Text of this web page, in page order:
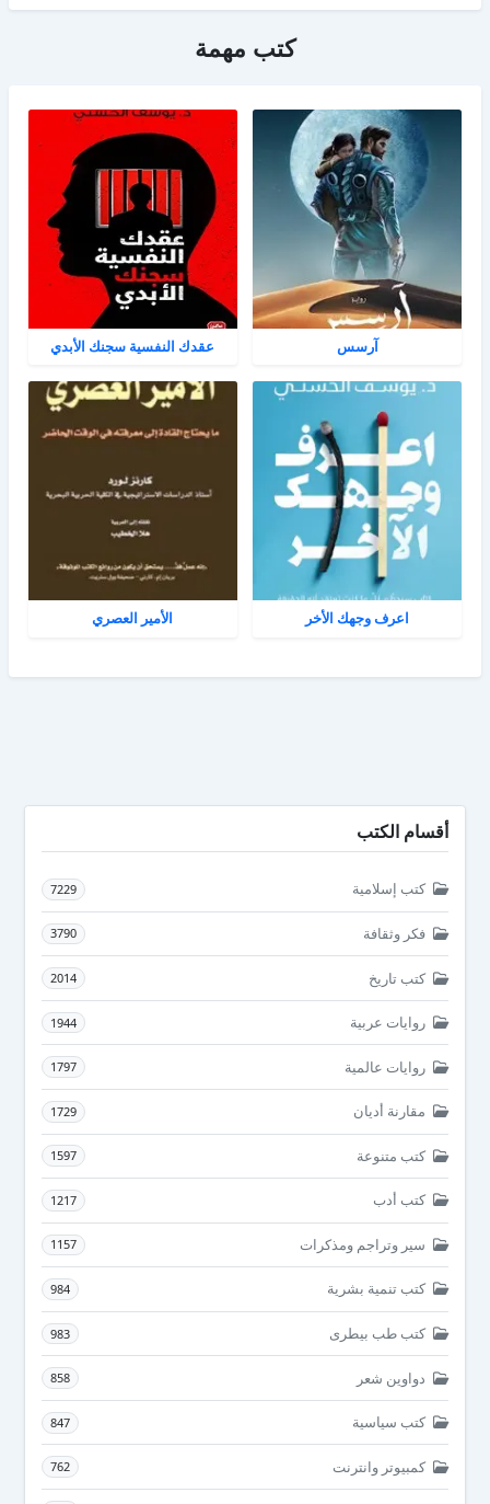
كتب مهمة
آرسس عقدك النفسية سجنك الأبدي
اعرف وجهك الأخر الأمير العصري
أقسام الكتب
كتب إسلامية 7229
فكر وثقافة 3790
كتب تاريخ 2014
روايات عربية 1944
روايات عالمية 1797
مقارنة أديان 1729
كتب متنوعة 1597
كتب أدب 1217
سير وتراجم ومذكرات 1157
كتب تنمية بشرية 984
كتب طب بيطرى 983
دواوين شعر 858
كتب سياسية 847
كمبيوتر وانترنت 762